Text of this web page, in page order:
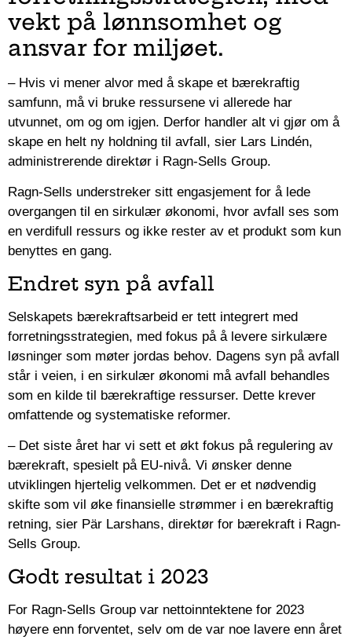
vekt på lønnsomhet og
ansvar for miljøet.
– Hvis vi mener alvor med å skape et bærekraftig
samfunn, må vi bruke ressursene vi allerede har
utvunnet, om og om igjen. Derfor handler alt vi gjør om å
skape en helt ny holdning til avfall, sier Lars Lindén,
administrerende direktør i Ragn-Sells Group.
Ragn-Sells understreker sitt engasjement for å lede
overgangen til en sirkulær økonomi, hvor avfall ses som
en verdifull ressurs og ikke rester av et produkt som kun
benyttes en gang.
Endret syn på avfall
Selskapets bærekraftsarbeid er tett integrert med
forretningsstrategien, med fokus på å levere sirkulære
løsninger som møter jordas behov. Dagens syn på avfall
står i veien, i en sirkulær økonomi må avfall behandles
som en kilde til bærekraftige ressurser. Dette krever
omfattende og systematiske reformer.
– Det siste året har vi sett et økt fokus på regulering av
bærekraft, spesielt på EU-nivå. Vi ønsker denne
utviklingen hjertelig velkommen. Det er et nødvendig
skifte som vil øke finansielle strømmer i en bærekraftig
retning, sier Pär Larshans, direktør for bærekraft i Ragn-
Sells Group.
Godt resultat i 2023
For Ragn-Sells Group var nettoinntektene for 2023
høyere enn forventet, selv om de var noe lavere enn året